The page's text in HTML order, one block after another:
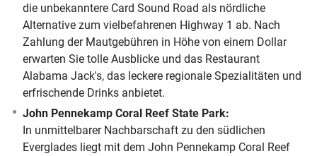
die unbekanntere Card Sound Road als nördliche
Alternative zum vielbefahrenen Highway 1 ab. Nach
Zahlung der Mautgebühren in Höhe von einem Dollar
erwarten Sie tolle Ausblicke und das Restaurant
Alabama Jack's, das leckere regionale Spezialitäten und
erfrischende Drinks anbietet.
John Pennekamp Coral Reef State Park:
In unmittelbarer Nachbarschaft zu den südlichen
Everglades liegt mit dem John Pennekamp Coral Reef